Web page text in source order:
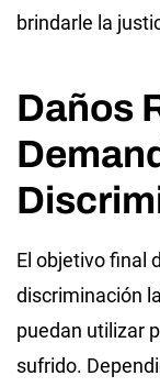
brindarle la
Daños
El objetivo final
discriminación
puedan utilizar
sufrido.